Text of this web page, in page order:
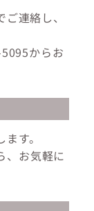
連絡し、
からお
す。
、お気軽に